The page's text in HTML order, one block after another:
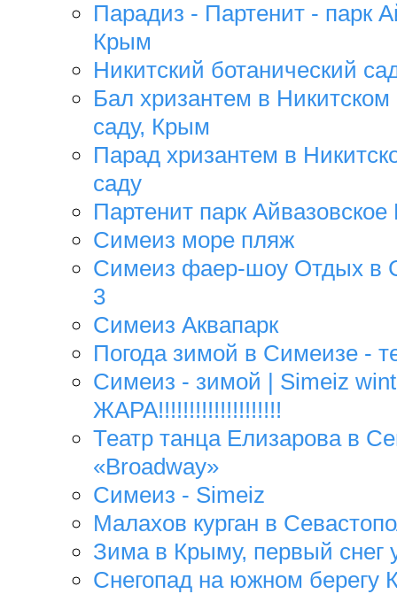
Парадиз - Партенит - парк
Крым
Никитский ботанический
Бал хризантем в Никитском
саду, Крым
Парад хризантем в
саду
Партенит парк
Симеиз море пляж
Симеиз фаер-шоу Отдых в
3
Симеиз Аквапарк
Погода зимой в Симеизе -
Симеиз - зимой | Simeiz
ЖАРА!!!!!!!!!!!!!!!!!!!!
Театр танца Елизарова в
«Broadway»
Cимеиз - Simeiz
Малахов курган в
Зима в Крыму, первый снег
Снегопад на южном